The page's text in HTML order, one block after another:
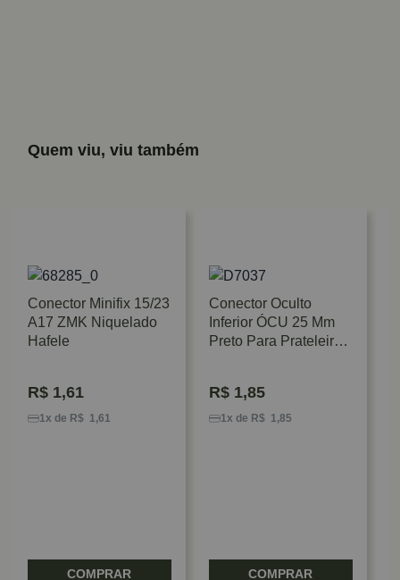
Quem viu, viu também
Conector Minifix 15/23
A17 ZMK Niquelado
Hafele
R$ 1,61
1x de R$ 1,61
COMPRAR
Conector Oculto
Inferior ÓCU 25 Mm
Preto Para Prateleiras
R$ 1,85
1x de R$ 1,85
COMPRAR